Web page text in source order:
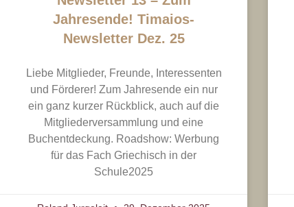
Jahresende! Timaios-
Newsletter Dez. 25
Liebe Mitglieder, Freunde, Interessenten
und Förderer! Zum Jahresende ein nur
ein ganz kurzer Rückblick, auch auf die
Mitgliederversammlung und eine
Buchentdeckung. Roadshow: Werbung
für das Fach Griechisch in der
Schule2025